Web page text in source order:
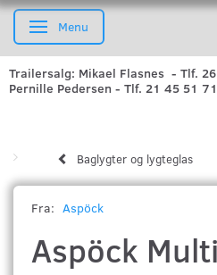
Skifte navigation
Menu
Trailersalg: Mikael Flasnes - Tlf.
Pernille Pedersen - Tlf. 21 45 51
Baglygter og lygteglas
Fra: Aspöck
Aspöck